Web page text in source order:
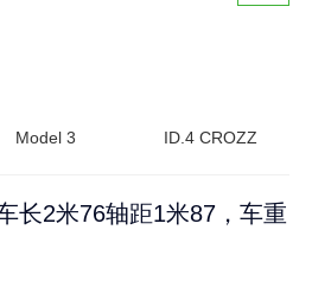
Model 3 ID.4 CROZZ
长2米76轴距1米87，车重